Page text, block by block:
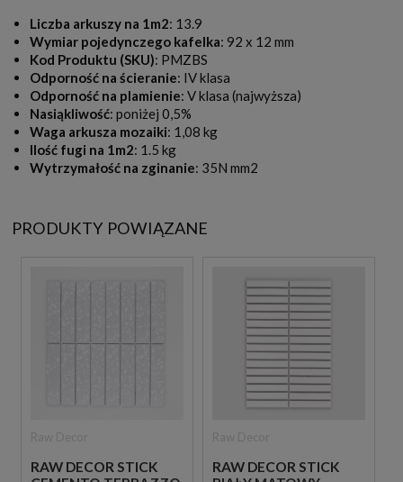
Liczba arkuszy na 1m2: 13.9
Wymiar pojedynczego kafelka: 92 x 12 mm
Kod Produktu (SKU): PMZBS
Odporność na ścieranie: IV klasa
Odporność na plamienie: V klasa (najwyższa)
Nasiąkliwość: poniżej 0,5%
Waga arkusza mozaiki: 1,08 kg
Ilość fugi na 1m2: 1.5 kg
Wytrzymałość na zginanie: 35N mm2
PRODUKTY POWIĄZANE
RAW DECOR STICK
RAW DECOR STICK